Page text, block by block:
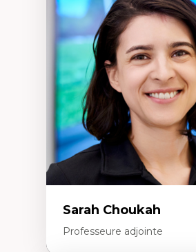
Théories du développement
Économie politique comparée
Élites économiques
Sociologie économique
Extractivisme
Classes sociales
Mouvements sociaux
Théories de l’État
Sarah Choukah
Professeure adjointe